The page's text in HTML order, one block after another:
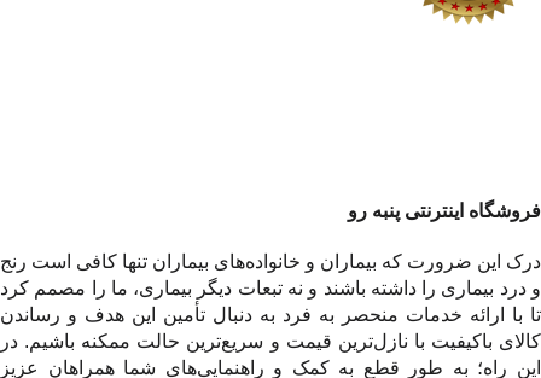
فروشگاه اینترنتی پنبه رو
درک این ضرورت که بیماران و خانواده‌های بیماران تنها کافی است رنج
و درد بیماری را داشته باشند و نه تبعات دیگر بیماری، ما را مصمم کرد
تا با ارائه خدمات منحصر به فرد به دنبال تأمین این هدف و رساندن
کالای باکیفیت با نازل‌ترین قیمت و سریع‌ترین حالت ممکنه باشیم. در
این راه؛ به طور قطع به کمک و راهنمایی‌های شما همراهان عزیز